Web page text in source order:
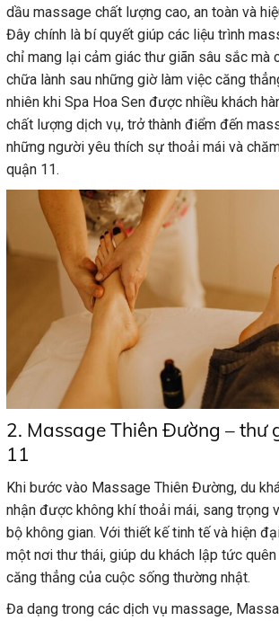
dầu massage chất lượng cao, an toàn và
Đây chính là bí quyết giúp các liệu trình
chỉ mang lại cảm giác thư giãn sâu sắc mà
chữa lành sau những giờ làm việc căng
nhiên khi Spa Hoa Sen được nhiều khách
chất lượng dịch vụ, trở thành điểm đến
những người yêu thích sự thoải mái và
quận 11.
2. Massage Thiên Đường – thư
11
Khi bước vào Massage Thiên Đường, du
nhận được không khí thoải mái, sang trọng
bộ không gian. Với thiết kế tinh tế và hiện
một nơi thư thái, giúp du khách lập tức
căng thẳng của cuộc sống thường nhật.
Đa dạng trong các dịch vụ massage,